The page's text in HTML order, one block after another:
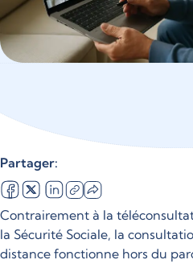
Partager:
Contrairement à la
la Sécurité Sociale, la
distance fonctionne hors du